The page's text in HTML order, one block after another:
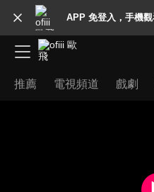
APP 免登入，手機
推薦 電視頻道 戲劇